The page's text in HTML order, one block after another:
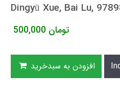
Dingyü Xue, Bai Lu,
500,000 تومان
افزودن به سبدخرید